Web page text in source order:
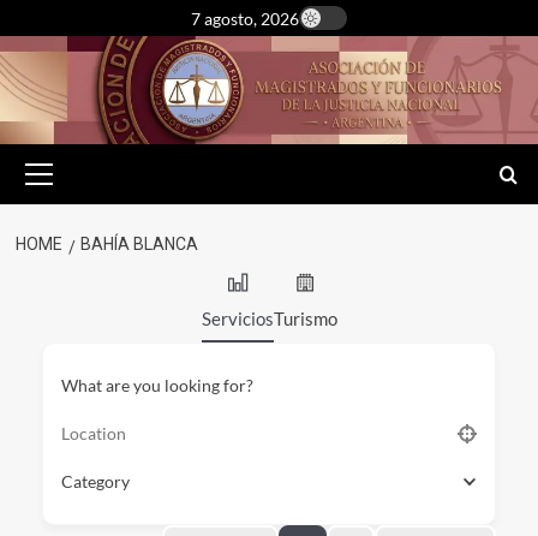
to
content
7 agosto, 2026
Menu
HOME BAHÍA BLANCA
ServiciosTurismo
What are you looking for?
Category